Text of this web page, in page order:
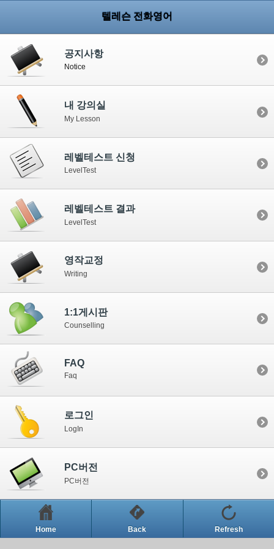
텔레슨 전화영어
공지사항
Notice
내 강의실
My Lesson
레벨테스트 신청
LevelTest
레벨테스트 결과
LevelTest
영작교정
Writing
1:1게시판
Counselling
FAQ
Faq
로그인
LogIn
PC버전
PC버전
Home Back Refresh